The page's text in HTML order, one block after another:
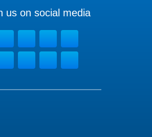
us on social media